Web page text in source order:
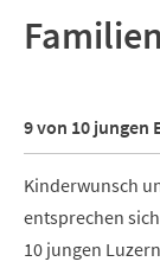
9 von 10 jungen
Kinderwunsch
entsprechen
10 jungen